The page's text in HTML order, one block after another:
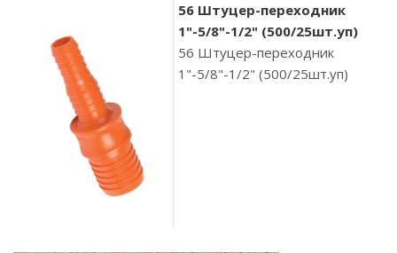
56 Штуцер-переходник
1"-5/8"-1/2" (500/25шт.уп)
56 Штуцер-переходник
1"-5/8"-1/2" (500/25шт.уп)